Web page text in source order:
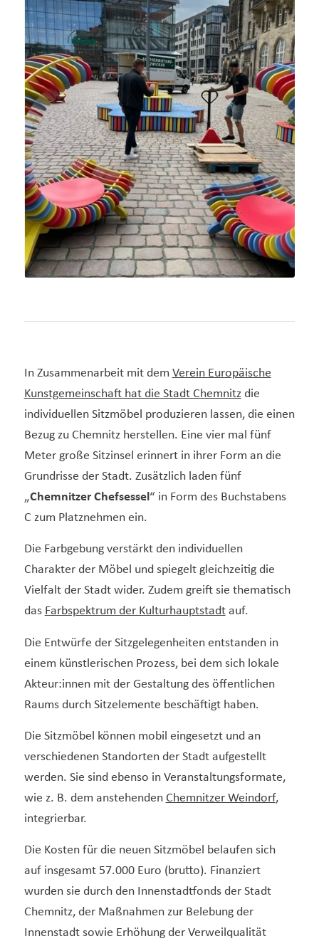
In Zusammenarbeit mit dem Verein Europäische
Kunstgemeinschaft hat die Stadt Chemnitzdie
individuellen Sitzmöbel produzieren lassen, die einen
Bezug zu Chemnitz herstellen. Eine vier mal fünf
Meter große Sitzinsel erinnert in ihrer Form an die
Grundrisse der Stadt. Zusätzlich laden fünf
„Chemnitzer Chefsessel“ in Form des Buchstabens
C zum Platznehmen ein.
Die Farbgebung verstärkt den individuellen
Charakter der Möbel und spiegelt gleichzeitig die
Vielfalt der Stadt wider. Zudem greift sie thematisch
das Farbspektrum der Kulturhauptstadtauf.
Die Entwürfe der Sitzgelegenheiten entstanden in
einem künstlerischen Prozess, bei dem sich lokale
Akteur:innen mit der Gestaltung des öffentlichen
Raums durch Sitzelemente beschäftigt haben.
Die Sitzmöbel können mobil eingesetzt und an
verschiedenen Standorten der Stadt aufgestellt
werden. Sie sind ebenso in Veranstaltungsformate,
wie z. B. dem anstehenden Chemnitzer Weindorf,
integrierbar.
Die Kosten für die neuen Sitzmöbel belaufen sich
auf insgesamt 57.000 Euro (brutto). Finanziert
wurden sie durch den Innenstadtfonds der Stadt
Chemnitz, der Maßnahmen zur Belebung der
Innenstadt sowie Erhöhung der Verweilqualität